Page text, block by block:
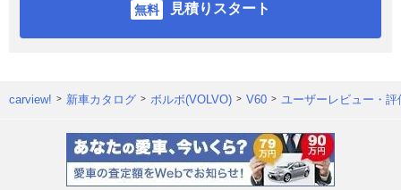
見積りスタート
carview! 新車カタログ ボルボ(VOLVO) V60 ユーザーレビュー・評